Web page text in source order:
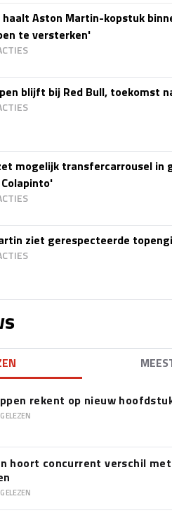
haalt Aston Martin-kopstuk
te versterken'
blijft bij Red Bull, toekomst
mogelijk transfercarrousel in
ziet gerespecteerde
rekent op nieuw
hoort concurrent verschil